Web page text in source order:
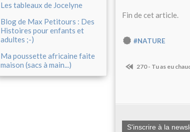
Les tableaux de Jocelyne
Blog de Max Petitours : Des
Histoires pour enfants et
adultes ;-)
Ma poussette africaine faite
maison (sacs à main...)
Fin de cet article.
#NATURE
270 - Tu as eu
S'inscrire à la